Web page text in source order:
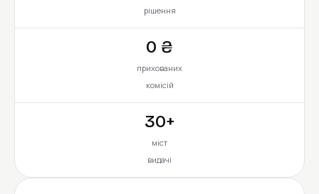
рішення
0 ₴
прихованих
комісій
30+
міст
видачі